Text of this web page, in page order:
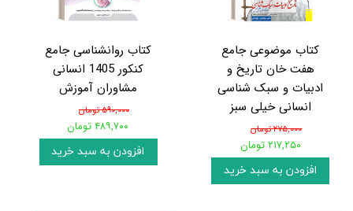
کتاب موضوعی جامع
هفت خان تاریخ و
ادبیات و سبک شناسی
انسانی خیلی سبز
۲۷۵,۰۰۰ تومان
۲۱۷,۲۵۰ تومان
افزودن به سبد خرید
کتاب روانشناسی جامع
کنکور 1405 انسانی
مشاوران آموزش
۵۹۰,۰۰۰ تومان
۴۸۹,۷۰۰ تومان
افزودن به سبد خرید